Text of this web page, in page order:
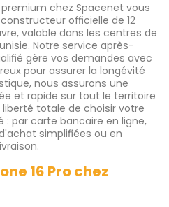
chez Spacenet vous
officielle de 12
valable dans les centres de
Notre service après-
gère vos demandes avec
pour assurer la longévité
nous assurons une
et rapide sur tout le territoire
totale de choisir votre
par carte bancaire en ligne,
simplifiées ou en
16 Pro chez